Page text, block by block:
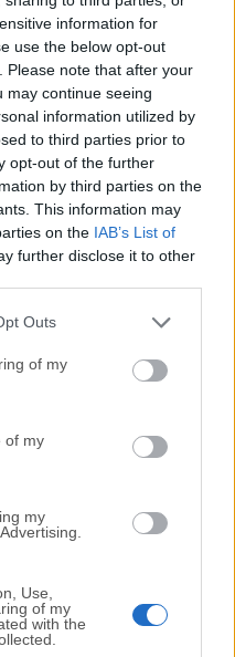
information for
use the below opt-out
Please note that after your
may continue seeing
information utilized by
to third parties prior to
opt-out of the further
by third parties on the
This information may
on the IAB’s List of
further disclose it to other
Outs
of my
of my
my
Use,
of my
with the
que ayuda a cientos de
el mundo a sacar el
cada día.La aplicación
de
a través de una
características de la
cinco categorías que te
de tu
modo Piloto automático
un botón y relajarte,
se encargará del